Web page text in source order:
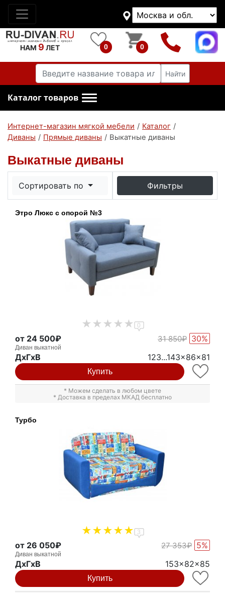
НАМ 9 ЛЕТ 0 0
Найти
Каталог товаров
Интернет-магазин мягкой мебели / Каталог /
Диваны / Прямые диваны / Выкатные диваны
Выкатные диваны
Сортировать по Фильтры
Этро Люкс с опорой №3
0
от 24 500₽ 31 850₽ 30%
Диван выкатной
ДxГxВ 123...143x86x81
Купить
* Можем сделать в любом цвете
* Доставка в пределах МКАД бесплатно
Турбо
3
от 26 050₽ 27 353₽ 5%
Диван выкатной
ДxГxВ 153x82x85
Купить